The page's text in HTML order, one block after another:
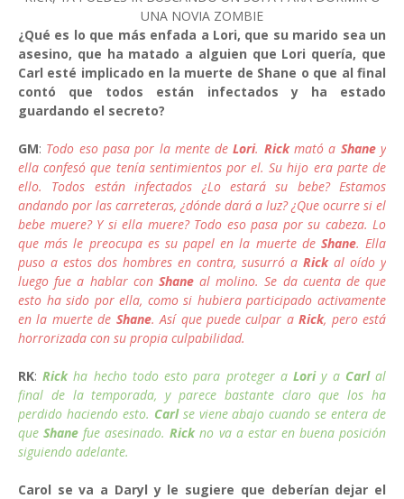
UNA NOVIA ZOMBIE
¿Qué es lo que más enfada a Lori, que su marido sea un
asesino, que ha matado a alguien que Lori quería, que
Carl esté implicado en la muerte de Shane o que al final
contó que todos están infectados y ha estado
guardando el secreto?
GM: Todo eso pasa por la mente deLori. Rickmató a Shaney
ella confesó que tenía sentimientos por el. Su hijo era parte de
ello. Todos están infectados ¿Lo estará su bebe? Estamos
andando por las carreteras, ¿dónde dará a luz? ¿Que ocurre si el
bebe muere? Y si ella muere? Todo eso pasa por su cabeza. Lo
que más le preocupa es su papel en la muerte de Shane. Ella
puso a estos dos hombres en contra, susurró a Rick al oído y
luego fue a hablar con Shaneal molino. Se da cuenta de que
esto ha sido por ella, como si hubiera participado activamente
en la muerte de Shane. Así que puede culpar aRick, pero está
horrorizada con su propia culpabilidad.
RK:Rickha hecho todo esto para proteger aLoriy a Carlal
final de la temporada, y parece bastante claro que los ha
perdido haciendo esto. Carlse viene abajo cuando se entera de
que Shane fue asesinado.Rickno va a estar en buena posición
siguiendo adelante.
Carol se va a Daryl y le sugiere que deberían dejar el